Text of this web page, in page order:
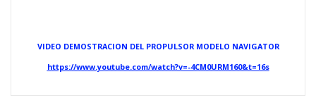
VIDEO DEMOSTRACION DEL PROPULSOR MODELO NAVIGATOR
https://www.youtube.com/watch?v=-4CM0URM160&t=16s